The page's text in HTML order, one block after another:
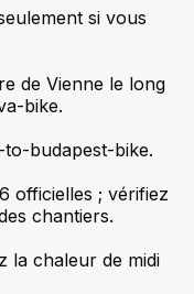
si vous
de Vienne le long
bike.
budapest-bike.
officielles ; vérifiez
chantiers.
la chaleur de midi